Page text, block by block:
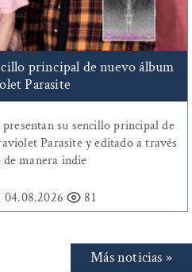
principal de nuevo álbum
Parasite
su sencillo principal de
Parasite y editado a través
de manera indie
04.08.2026 81
Más noticias »